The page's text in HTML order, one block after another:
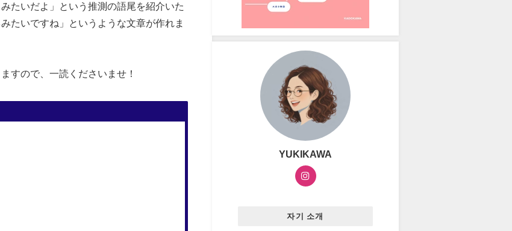
たいだよ」という推測の語尾を紹介いた
たいですね」というような文章が作れま
すので、一読くださいませ！
YUKIKAWA
자기 소개